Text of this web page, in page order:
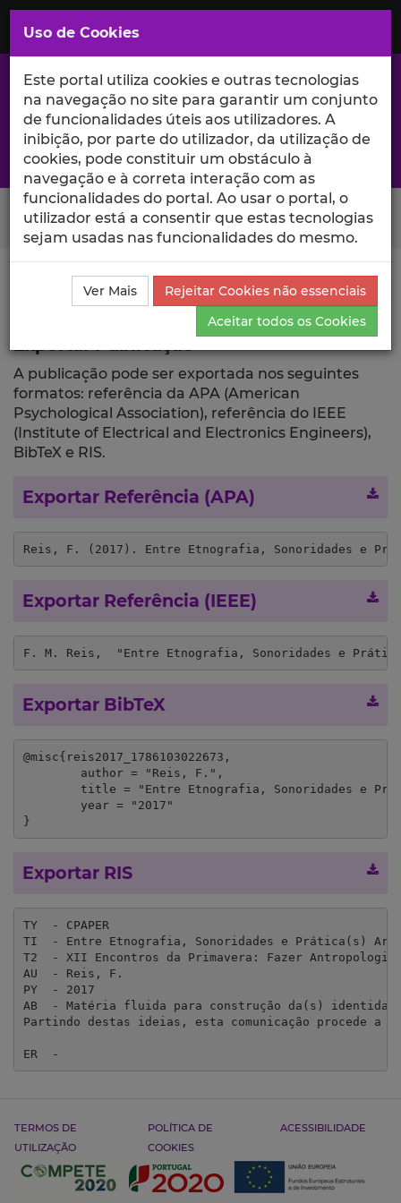
Saltar
para
Conteúdo
Principal
A excelência da investigação e ciência no Iscte
Search Button
Ciência_Iscte Comunicações
Descrição Detalhada
da Comunicação
Exportar
A publicação pode ser exportada nos seguintes
formatos: referência da APA (American
Psychological Association), referência do IEEE
(Institute of Electrical and Electronics Engineers),
BibTeX e RIS.
Exportar Referência (APA)
Reis, F. (2017). Entre Etnografia, Sonoridades e
Exportar Referência (IEEE)
F. M. Reis,  "Entre Etnografia, Sonoridades e
Exportar BibTeX
@misc{reis2017_1786103022673,
}
Exportar RIS
TY  - CPAPER
TI  - Entre Etnografia, Sonoridades e Prática(s)
T2  - XII Encontros da Primavera: Fazer
AU  - Reis, F.
PY  - 2017
AB  - Matéria fluida para construção da(s)
Partindo destas ideias, esta comunicação procede a
ER  -
TERMOS DE
UTILIZAÇÃO
POLÍTICA DE
COOKIES
ACESSIBILIDADE
Uso de Cookies
Este portal utiliza cookies e outras tecnologias
na navegação no site para garantir um conjunto
de funcionalidades úteis aos utilizadores. A
inibição, por parte do utilizador, da utilização de
cookies, pode constituir um obstáculo à
navegação e à correta interação com as
funcionalidades do portal. Ao usar o portal, o
utilizador está a consentir que estas tecnologias
sejam usadas nas funcionalidades do mesmo.
Ver Mais
Rejeitar Cookies não essenciais
Aceitar todos os Cookies